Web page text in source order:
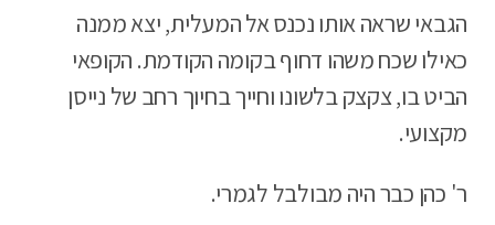
הגבאי שראה אותו נכנס אל המעלית, יצא ממנה
כאילו שכח משהו דחוף בקומה הקודמת. הקופאי
הביט בו, צקצק בלשונו וחייך בחיוך רחב של נייסן
מקצועי.
ר' כהן כבר היה מבולבל לגמרי.